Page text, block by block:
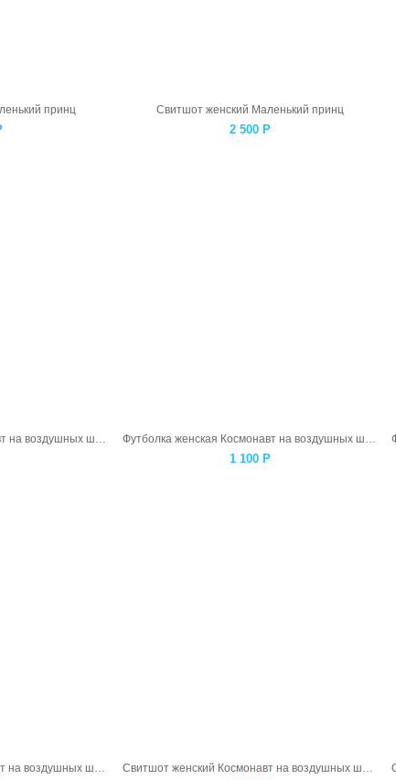
принц Свитшот женский Маленький принц
2 500 Р
1 100 Р